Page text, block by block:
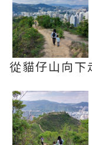
從貓仔山向下